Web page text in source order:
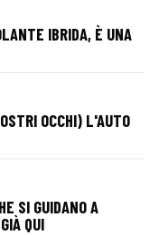
IBRIDA, È UNA
OCCHI) L'AUTO
SI GUIDANO A
QUI